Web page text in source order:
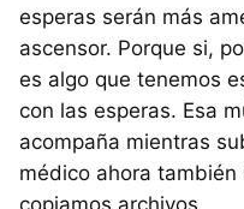
esperas serán más
ascensor. Porque si,
es algo que tenemos
con las esperas. Esa
acompaña mientras
médico ahora
copiamos archivos.